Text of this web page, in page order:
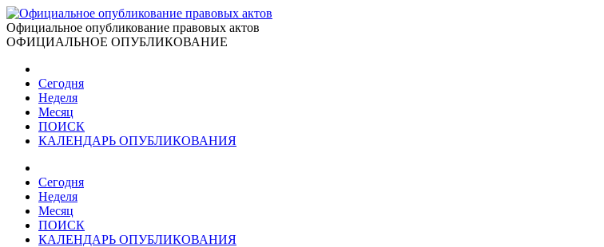
Официальное опубликование правовых актов
ОФИЦИАЛЬНОЕ ОПУБЛИКОВАНИЕ
Сегодня
Неделя
Месяц
ПОИСК
КАЛЕНДАРЬ ОПУБЛИКОВАНИЯ
Сегодня
Неделя
Месяц
ПОИСК
КАЛЕНДАРЬ ОПУБЛИКОВАНИЯ